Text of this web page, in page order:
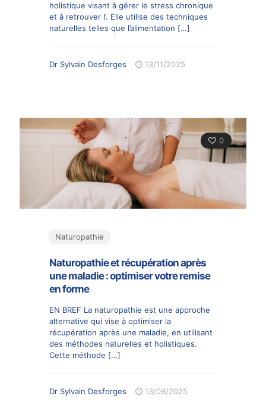
holistique visant à gérer le stress chronique
et à retrouver l’. Elle utilise des techniques
naturelles telles que l’alimentation […]
Dr Sylvain Desforges 13/11/2025
0
Naturopathie
Naturopathie et récupération après
une maladie : optimiser votre remise
en forme
EN BREF La naturopathie est une approche
alternative qui vise à optimiser la
récupération après une maladie, en utilisant
des méthodes naturelles et holistiques.
Cette méthode […]
Dr Sylvain Desforges 13/09/2025